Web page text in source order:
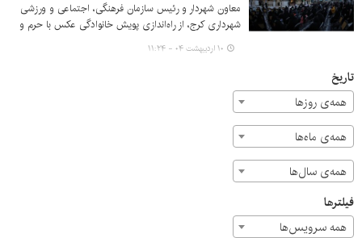
معاون شهردار و رئیس سازمان فرهنگی، اجتماعی و ورزشی
شهرداری کرج، از راه‌اندازی پویش خانوادگی عکس با حرم و
نقاشی به مناسبت روز بزرگداشت امامزادگان(ع) و بقاع متبرکه
در کرج خبر داد.
۱۰ اردیبهشت ۰۴ - ۱۱:۲۴
تاریخ
همه‌ی روزها
همه‌ی ماه‌ها
همه‌ی سال‌ها
فیلترها
همه سرویس‌ها